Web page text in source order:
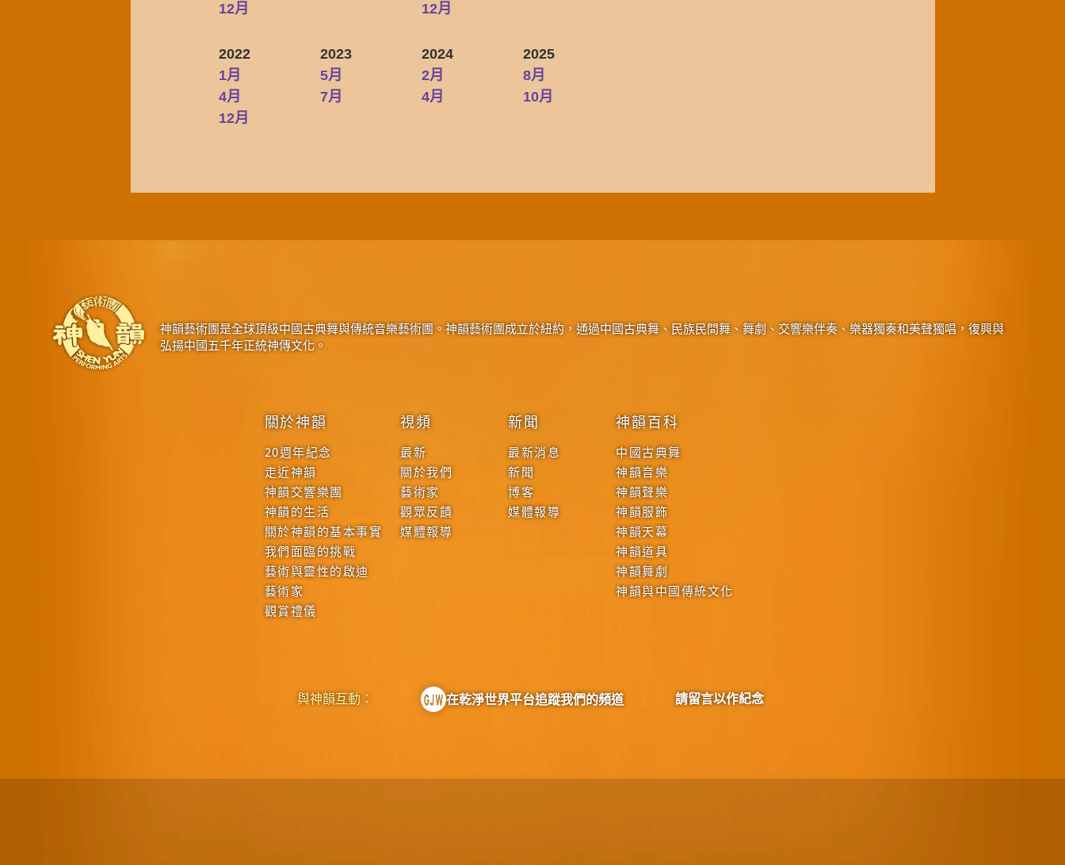
12月
12月
2022
1月
4月
12月
2023
5月
7月
2024
2月
4月
2025
8月
10月
神韻藝術團是全球頂級中國古典舞與傳統音樂藝術團。神韻藝術團成立於紐約，通過中國古典舞、民族民間舞、舞劇、交響樂伴奏、樂器獨奏和美聲獨唱，復興與
弘揚中國五千年正統神傳文化。
關於神韻
20週年紀念
走近神韻
神韻交響樂團
神韻的生活
關於神韻的基本事實
我們面臨的挑戰
藝術與靈性的啟迪
藝術家
觀賞禮儀
視頻
最新
關於我們
藝術家
觀眾反饋
媒體報導
新聞
最新消息
新聞
博客
媒體報導
神韻百科
中國古典舞
神韻音樂
神韻聲樂
神韻服飾
神韻天幕
神韻道具
神韻舞劇
神韻與中國傳統文化
與神韻互動： 在乾淨世界平台追蹤我們的頻道 請留言以作紀念